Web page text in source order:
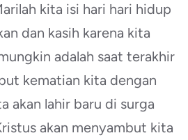
kita isi hari hari hidup
dan kasih karena kita
adalah saat terakhir
kematian kita dengan
akan lahir baru di surga
akan menyambut kita